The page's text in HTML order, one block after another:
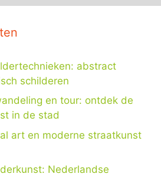
abstract
schilderen
en tour: ontdek de
in de stad
art en moderne straatkunst
Nederlandse